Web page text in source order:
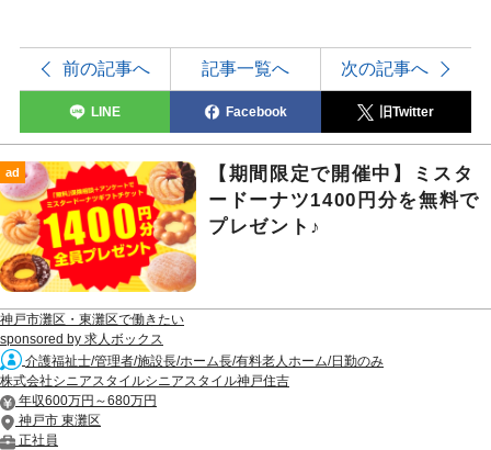
前の記事へ 記事一覧へ 次の記事へ
LINE Facebook 旧Twitter
ad
【期間限定で開催中】ミスタ
ードーナツ1400円分を無料で
プレゼント♪
神戸市灘区・東灘区で働きたい
sponsored by 求人ボックス
介護福祉士/管理者/施設長/ホーム長/有料老人ホーム/日勤のみ
株式会社シニアスタイルシニアスタイル神戸住吉
年収600万円～680万円
神戸市 東灘区
正社員